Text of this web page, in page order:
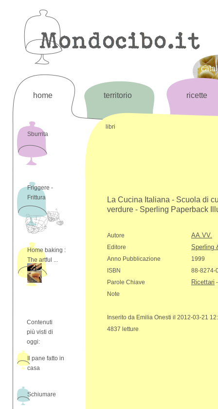
home territorio ricette
Sburrita
Friggere -
Frittura
Home baking :
The artful ...
Contenuti
più visti di
oggi:
Il pane fatto in
casa
Schiumare
libri
La Cucina Italiana - Scuola di
verdure - Sperling Paperback
Autore AA.VV.
Editore Sperling
Anno Pubblicazione
1999
ISBN
88-8274-
Parole Chiave
Ricettari
Note
Inserito da Emilia Onesti il 2012-03-21
4837 letture